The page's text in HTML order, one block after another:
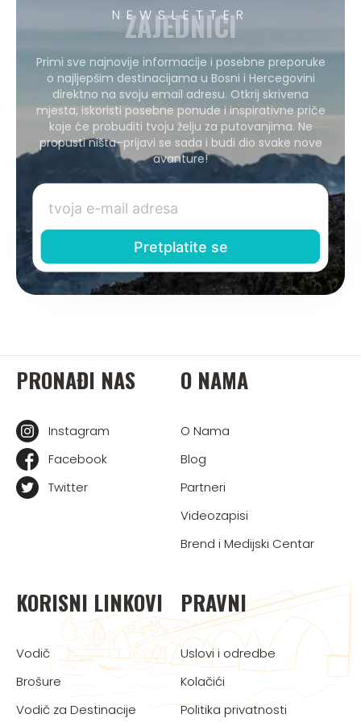
NEWSLETTER
ZAJEDNICI
Primi sve najnovije informacije i posebne preporuke
o najljepšim destinacijama u Bosni i Hercegovini
direktno na svoju email adresu. Otkrij skrivena
mjesta, iskoristi posebne ponude i inspirativne priče
koje će probuditi tvoju želju za putovanjima. Ne
propusti ništa–prijavi se sada i budi dio svake nove
avanture!
PRONAĐI NAS
Instagram
Facebook
Twitter
O NAMA
O Nama
Blog
Partneri
Videozapisi
Brend i Medijski Centar
KORISNI LINKOVI
Vodič
Brošure
Vodič za Destinacije
PRAVNI
Uslovi i odredbe
Kolačići
Politika privatnosti